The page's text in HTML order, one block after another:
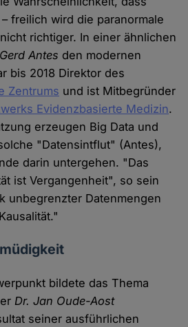
freilich wird die paranormale
richtiger. In einer ähnlichen
Antes den modernen
bis 2018 Direktor des
Zentrums und ist Mitbegründer
Evidenzbasierte Medizin.
erzeugen Big Data und
"Datensintflut" (Antes),
darin untergehen. "Das
ist Vergangenheit", so sein
unbegrenzter Datenmengen
bildete das Thema
Dr. Jan Oude-Aost
seiner ausführlichen